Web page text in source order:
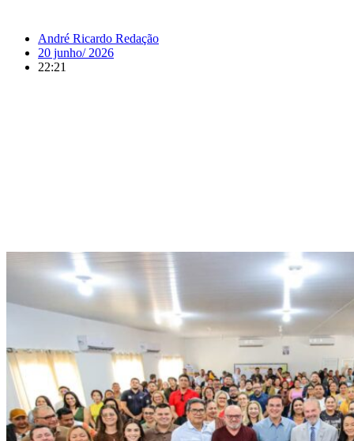
André Ricardo Redação
20 junho/ 2026
22:21